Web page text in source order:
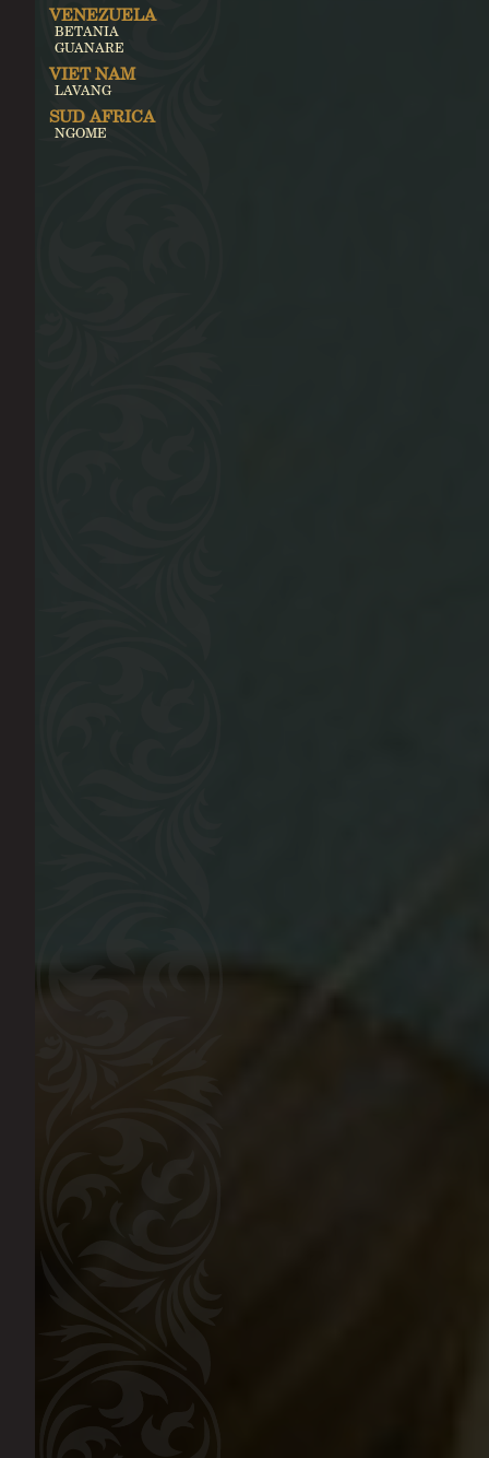
VENEZUELA
BETANIA
GUANARE
VIET NAM
LAVANG
SUD AFRICA
NGOME